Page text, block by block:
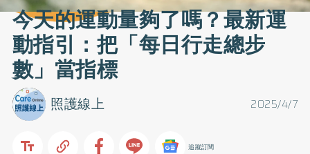
今天的運動量夠了嗎？最新運
動指引：把「每日行走總步
數」當指標
2025/4/7
照護線上
追蹤訂閱